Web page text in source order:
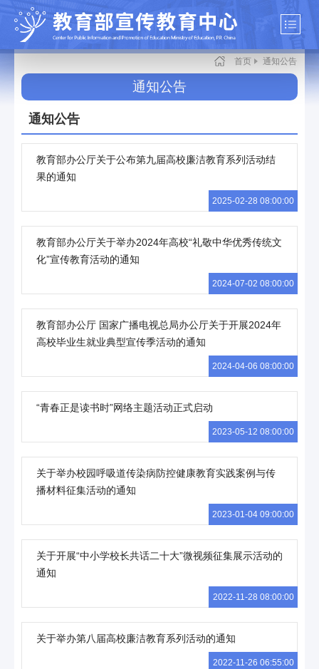
首页 通知公告
通知公告
通知公告
2025-02-28 08:00:00
教育部办公厅关于公布第九届高校廉洁教育系列活动结
果的通知
2024-07-02 08:00:00
教育部办公厅关于举办2024年高校“礼敬中华优秀传统文
化”宣传教育活动的通知
2024-04-06 08:00:00
教育部办公厅 国家广播电视总局办公厅关于开展2024年
高校毕业生就业典型宣传季活动的通知
2023-05-12 08:00:00
“青春正是读书时”网络主题活动正式启动
2023-01-04 09:00:00
关于举办校园呼吸道传染病防控健康教育实践案例与传
播材料征集活动的通知
2022-11-28 08:00:00
关于开展“中小学校长共话二十大”微视频征集展示活动的
通知
2022-11-26 06:55:00
关于举办第八届高校廉洁教育系列活动的通知